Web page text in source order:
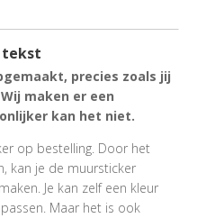
tekst
precies zoals jij
maken er een
kan het niet.
op bestelling. Door het
kan je de muursticker
Je kan zelf een kleur
Maar het is ook